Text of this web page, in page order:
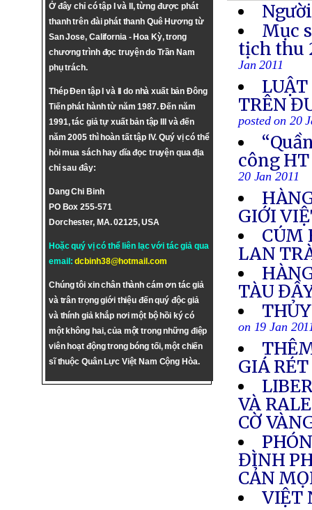
Ở đây chỉ có tập I và II, từng được phát
thanh trên đài phát thanh Quê Hương từ
San Jose, California - Hoa Kỳ, trong
chương trình đọc truyện do Trần Nam
phụ trách.
Thép Đen tập I và II do nhà xuất bản Đông
Tiến phát hành từ năm 1987. Đến năm
1991, tác giả tự xuất bản tập III và đến
năm 2005 thì hoàn tất tập IV. Quý vị có thể
hỏi mua sách hay dĩa đọc truyện qua địa
chỉ sau đây:
Dang Chi Binh
PO Box 255-571
Dorchester, MA. 02125, USA
Hoặc quý vị có thể liên lạc với tác giả qua
email:dcbinh38@hotmail.com
Chúng tôi xin chân thành cám ơn tác giả
và trân trọng giới thiệu đến quý độc giả
và thính giả khắp nơi một bộ hồi ký có
một không hai, của một trong những điệp
viên hoạt động trong bóng tối, một chiến
sĩ thuộc Quân Lực Việt Nam Cộng Hòa.
Mục
tịch thu
Jan 2011
TRÊN
posted on 20
công
20 Jan 2011
GIỚI
CÚM
LAN
TÀU
on 19 Jan
GIÁ
VÀ
CỜ
ĐÌNH
CẢN
VIỆT